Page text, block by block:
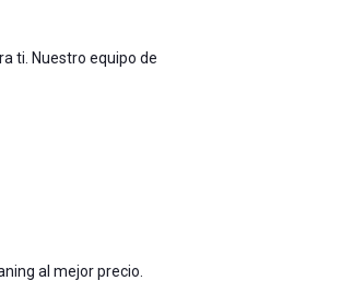
ti. Nuestro equipo de
al mejor precio.